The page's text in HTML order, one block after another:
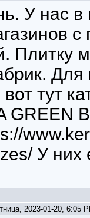
У нас в
с
Плитку
вот тут
GREEN
У них
2023-01-20, 6:05